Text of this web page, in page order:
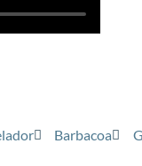
Barbacoa